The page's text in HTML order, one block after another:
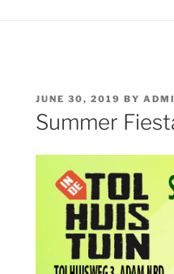
POSTED
ON
JUNE 30, 2019 BY
Summer